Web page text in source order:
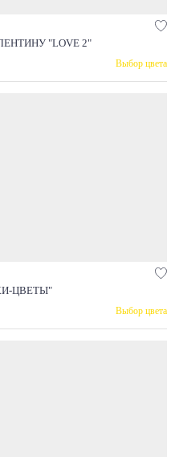
"LOVE 2"
Выбор цвета
ЦВЕТЫ"
Выбор цвета